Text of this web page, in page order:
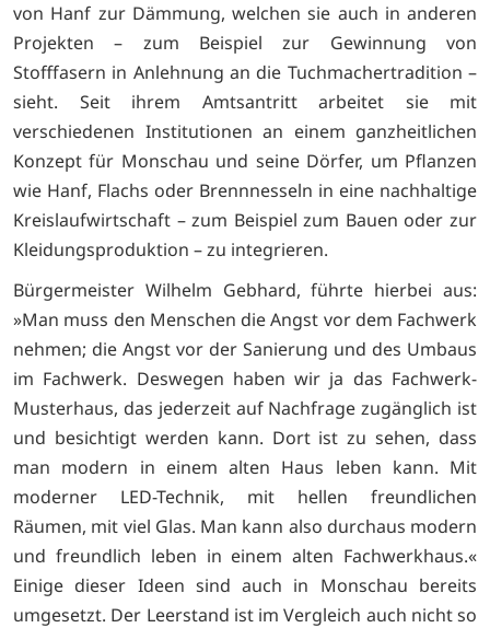
von Hanf zur Dämmung, welchen sie auch in anderen
Projekten – zum Beispiel zur Gewinnung von
Stofffasern in Anlehnung an die Tuchmachertradition –
sieht. Seit ihrem Amtsantritt arbeitet sie mit
verschiedenen Institutionen an einem ganzheitlichen
Konzept für Monschau und seine Dörfer, um Pflanzen
wie Hanf, Flachs oder Brennnesseln in eine nachhaltige
Kreislaufwirtschaft – zum Beispiel zum Bauen oder zur
Kleidungsproduktion – zu integrieren.
Bürgermeister Wilhelm Gebhard, führte hierbei aus:
»Man muss den Menschen die Angst vor dem Fachwerk
nehmen; die Angst vor der Sanierung und des Umbaus
im Fachwerk. Deswegen haben wir ja das Fachwerk-
Musterhaus, das jederzeit auf Nachfrage zugänglich ist
und besichtigt werden kann. Dort ist zu sehen, dass
man modern in einem alten Haus leben kann. Mit
moderner LED-Technik, mit hellen freundlichen
Räumen, mit viel Glas. Man kann also durchaus modern
und freundlich leben in einem alten Fachwerkhaus.«
Einige dieser Ideen sind auch in Monschau bereits
umgesetzt. Der Leerstand ist im Vergleich auch nicht so